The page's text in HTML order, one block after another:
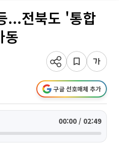
...전북도 '통합
동
구글 선호매체 추가
00:00 / 02:49